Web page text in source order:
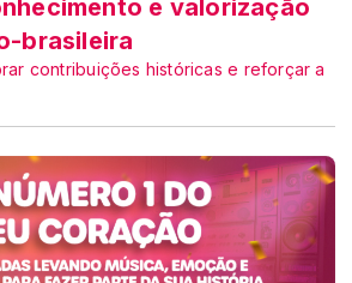
e valorização
brasileira
contribuições históricas e reforçar a